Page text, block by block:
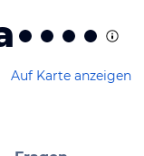
Auf Karte anzeigen